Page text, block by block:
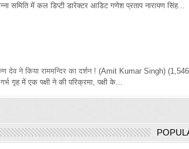
समिति में कल डिप्टी डारेक्टर आडिट गणेश प्रताप नारायण सिंह...
देव ने किया राममन्दिर का दर्शन ! (Amit Kumar Singh)
गृह में एक पक्षी ने की परिक्रमा, पक्षी के...